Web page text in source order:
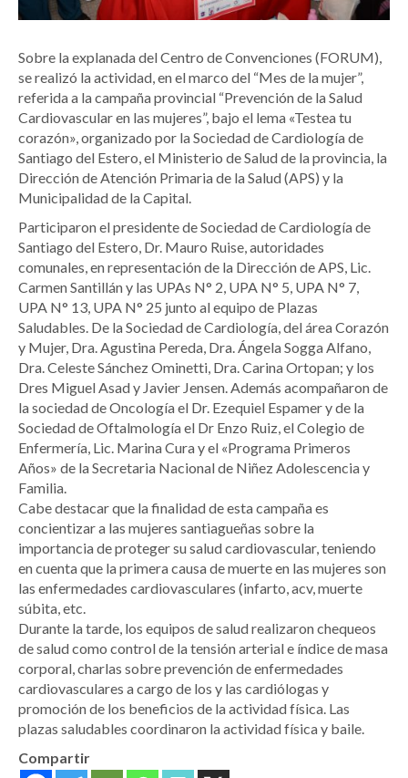
Sobre la explanada del Centro de Convenciones (FORUM),
se realizó la actividad, en el marco del “Mes de la mujer”,
referida a la campaña provincial “Prevención de la Salud
Cardiovascular en las mujeres”, bajo el lema «Testea tu
corazón», organizado por la Sociedad de Cardiología de
Santiago del Estero, el Ministerio de Salud de la provincia, la
Dirección de Atención Primaria de la Salud (APS) y la
Municipalidad de la Capital.
Participaron el presidente de Sociedad de Cardiología de
Santiago del Estero, Dr. Mauro Ruise, autoridades
comunales, en representación de la Dirección de APS, Lic.
Carmen Santillán y las UPAs N° 2, UPA N° 5, UPA N° 7,
UPA N° 13, UPA N° 25 junto al equipo de Plazas
Saludables. De la Sociedad de Cardiología, del área Corazón
y Mujer, Dra. Agustina Pereda, Dra. Ángela Sogga Alfano,
Dra. Celeste Sánchez Ominetti, Dra. Carina Ortopan; y los
Dres Miguel Asad y Javier Jensen. Además acompañaron de
la sociedad de Oncología el Dr. Ezequiel Espamer y de la
Sociedad de Oftalmología el Dr Enzo Ruiz, el Colegio de
Enfermería, Lic. Marina Cura y el «Programa Primeros
Años» de la Secretaria Nacional de Niñez Adolescencia y
Familia.
Cabe destacar que la finalidad de esta campaña es
concientizar a las mujeres santiagueñas sobre la
importancia de proteger su salud cardiovascular, teniendo
en cuenta que la primera causa de muerte en las mujeres son
las enfermedades cardiovasculares (infarto, acv, muerte
súbita, etc.
Durante la tarde, los equipos de salud realizaron chequeos
de salud como control de la tensión arterial e índice de masa
corporal, charlas sobre prevención de enfermedades
cardiovasculares a cargo de los y las cardiólogas y
promoción de los beneficios de la actividad física. Las
plazas saludables coordinaron la actividad física y baile.
Compartir